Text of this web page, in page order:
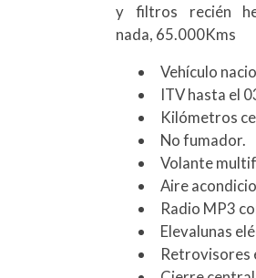
y filtros recién
nada, 65.000Kms
Vehículo
ITV hasta el
Kilómetros
No fumador.
Volante
Aire
Radio MP3
Elevalunas
Retrovisores